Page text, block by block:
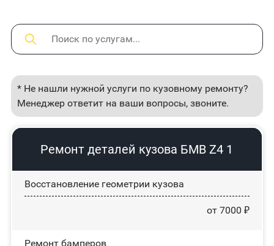
* Не нашли нужной услуги по кузовному ремонту?
Менеджер ответит на ваши вопросы, звоните.
Ремонт деталей кузова БМВ Z4 1
Восстановление геометрии кузова
от 7000 ₽
Ремонт бамперов